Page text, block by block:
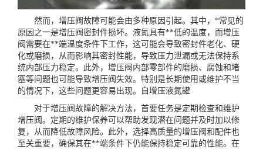
然而，增压阀故障可能会由多种原因引起。其中，*常见的
原因之一是增压阀密封件损坏。液氮具有**低的温度，而增压
阀需要在**端温度条件下工作，这可能会导致密封件老化、硬
化或磨损，从而影响其密封性能，导致压力泄漏或无法保持系
统内部压力稳定。此外，增压阀内部零部件的磨损、腐蚀和堵
塞等问题也可能导致增压阀失效。特别是长期使用或维护不当
的情况下，这些问题更容易出现。
自增压液氮罐
对于增压阀故障的解决方法，首要任务是定期检查和维护
增压阀。定期的维护保养可以帮助发现潜在问题并及时加以修
复，从而降低故障风险。此外，选择高质量的增压阀和配件也
至关重要，确保其在**端条件下仍能保持稳定可靠的性能。在